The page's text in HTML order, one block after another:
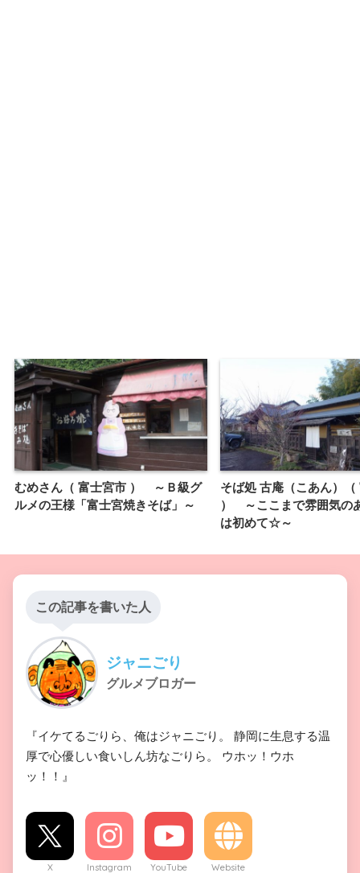
むめさん（ 富士宮市 ） ～Ｂ級グ
ルメの王様「富士宮焼きそば」～
そば処 古庵（こあん）（
） ～ここまで雰囲気の
は初めて☆～
この記事を書いた人
ジャニごり
グルメブロガー
『イケてるごりら、俺はジャニごり。 静岡に生息する温
厚で心優しい食いしん坊なごりら。 ウホッ！ウホ
ッ！！』
X Instagram YouTube Website